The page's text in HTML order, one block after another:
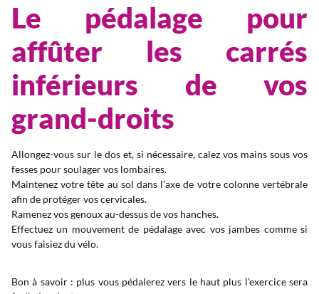
Le pédalage pour
affûter les carrés
inférieurs de vos
grand-droits
Allongez-vous sur le dos et, si nécessaire, calez vos mains sous vos
fesses pour soulager vos lombaires.
Maintenez votre tête au sol dans l’axe de votre colonne vertébrale
afin de protéger vos cervicales.
Ramenez vos genoux au-dessus de vos hanches.
Effectuez un mouvement de pédalage avec vos jambes comme si
vous faisiez du vélo.
Bon à savoir : plus vous pédalerez vers le haut plus l’exercice sera